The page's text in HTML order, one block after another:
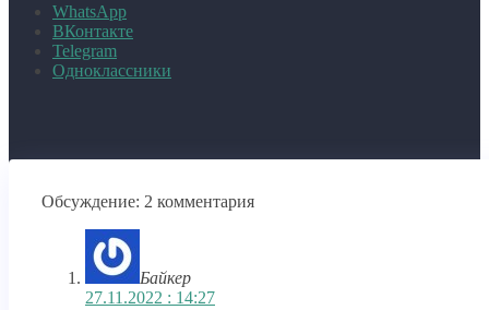
WhatsApp
ВКонтакте
Telegram
Одноклассники
Обсуждение: 2 комментария
Байкер
27.11.2022 : 14:27